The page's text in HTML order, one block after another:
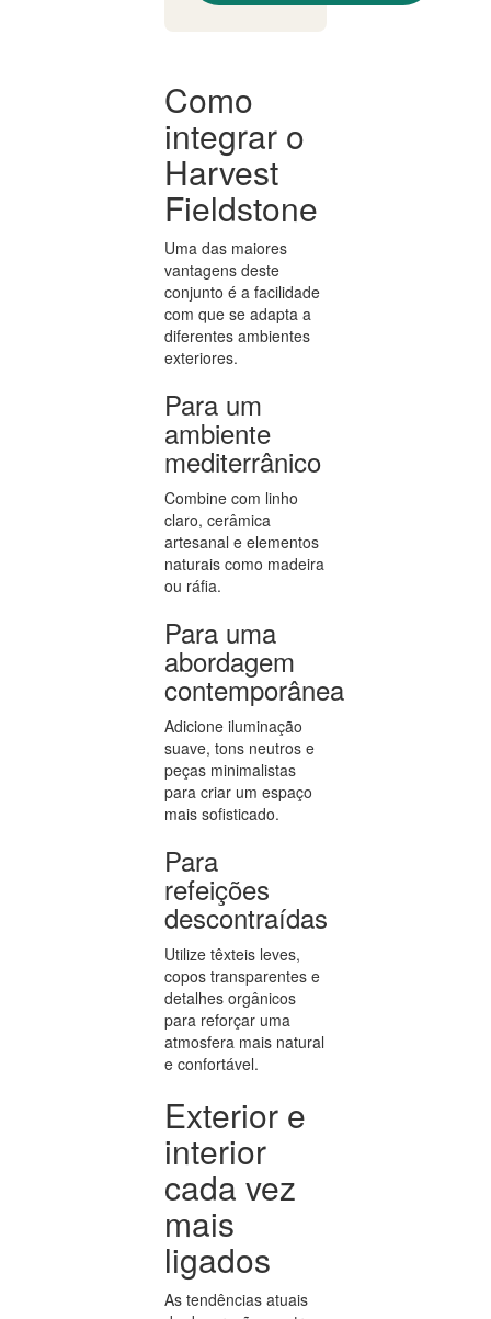
Como
integrar o
Harvest
Fieldstone
Uma das maiores
vantagens deste
conjunto é a facilidade
com que se adapta a
diferentes ambientes
exteriores.
Para um
ambiente
mediterrânico
Combine com linho
claro, cerâmica
artesanal e elementos
naturais como madeira
ou ráfia.
Para uma
abordagem
contemporânea
Adicione iluminação
suave, tons neutros e
peças minimalistas
para criar um espaço
mais sofisticado.
Para
refeições
descontraídas
Utilize têxteis leves,
copos transparentes e
detalhes orgânicos
para reforçar uma
atmosfera mais natural
e confortável.
Exterior e
interior
cada vez
mais
ligados
As tendências atuais